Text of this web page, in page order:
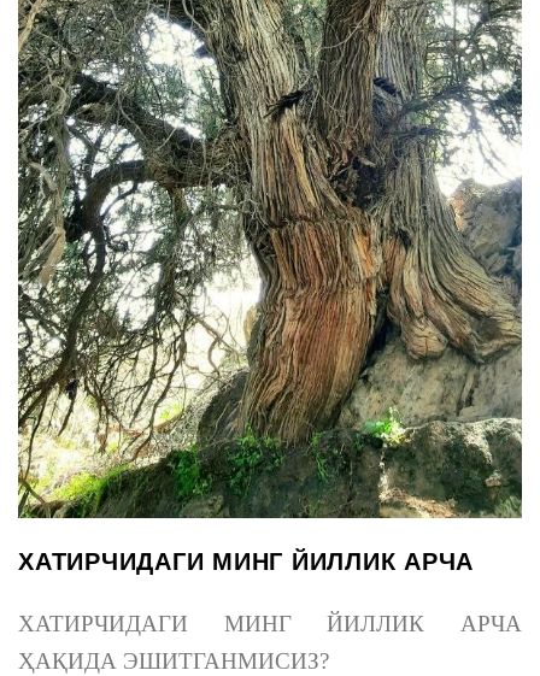
ХАТИРЧИДАГИ МИНГ ЙИЛЛИК АРЧА
ХАТИРЧИДАГИ МИНГ ЙИЛЛИК АРЧА
ҲАҚИДА ЭШИТГАНМИСИЗ?